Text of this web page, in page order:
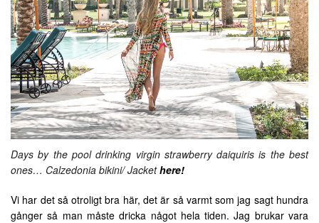
Days by the pool drinking virgin strawberry daiquiris is the best
ones… Calzedonia bikini/ Jackethere!
Vi har det så otroligt bra här, det är så varmt som jag sagt hundra
gånger så man måste dricka något hela tiden. Jag brukar vara